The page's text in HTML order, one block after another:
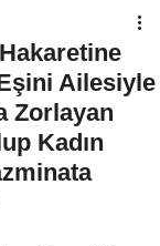
Ailesiyle
Zorlayan
Kadın